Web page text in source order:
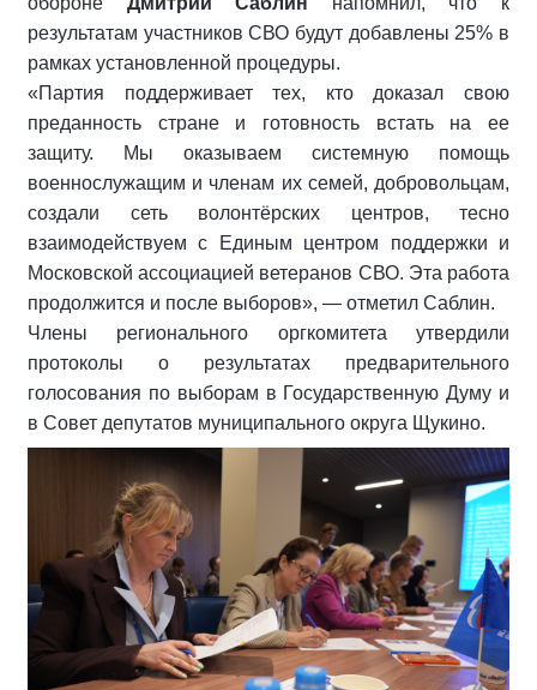
результатам участников СВО будут добавлены 25% в
рамках установленной процедуры.
«Партия поддерживает тех, кто доказал свою
преданность стране и готовность встать на ее
защиту. Мы оказываем системную помощь
военнослужащим и членам их семей, добровольцам,
создали сеть волонтёрских центров, тесно
взаимодействуем с Единым центром поддержки и
Московской ассоциацией ветеранов СВО. Эта работа
продолжится и после выборов», — отметил Саблин.
Члены регионального оргкомитета утвердили
протоколы о результатах предварительного
голосования по выборам в Государственную Думу и
в Совет депутатов муниципального округа Щукино.